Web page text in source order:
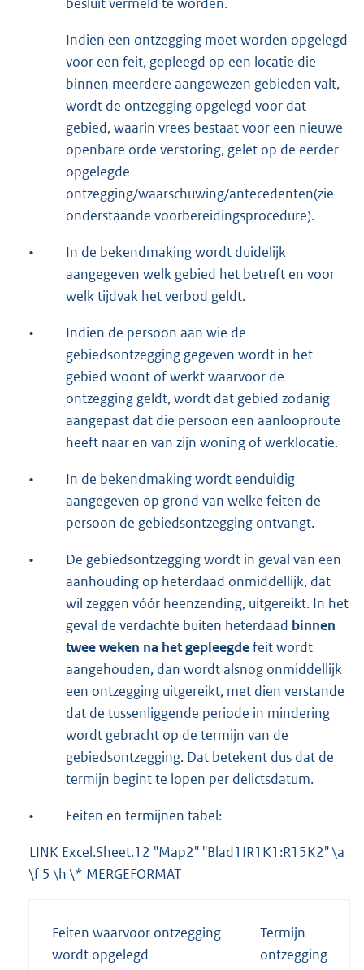
Indien een ontzegging moet worden opgelegd
voor een feit, gepleegd op een locatie die
binnen meerdere aangewezen gebieden valt,
wordt de ontzegging opgelegd voor dat
gebied, waarin vrees bestaat voor een nieuwe
openbare orde verstoring, gelet op de eerder
opgelegde
ontzegging/waarschuwing/antecedenten(zie
onderstaande voorbereidingsprocedure).
•
In de bekendmaking wordt duidelijk
aangegeven welk gebied het betreft en voor
welk tijdvak het verbod geldt.
•
Indien de persoon aan wie de
gebiedsontzegging gegeven wordt in het
gebied woont of werkt waarvoor de
ontzegging geldt, wordt dat gebied zodanig
aangepast dat die persoon een aanlooproute
heeft naar en van zijn woning of werklocatie.
•
In de bekendmaking wordt eenduidig
aangegeven op grond van welke feiten de
persoon de gebiedsontzegging ontvangt.
•
De gebiedsontzegging wordt in geval van een
aanhouding op heterdaad onmiddellijk, dat
wil zeggen vóór heenzending, uitgereikt. In het
geval de verdachte buiten heterdaad binnen
twee weken na het gepleegdefeit wordt
aangehouden, dan wordt alsnog onmiddellijk
een ontzegging uitgereikt, met dien verstande
dat de tussenliggende periode in mindering
wordt gebracht op de termijn van de
gebiedsontzegging. Dat betekent dus dat de
termijn begint te lopen per delictsdatum.
• Feiten en termijnen tabel:
LINK Excel.Sheet.12 "Map2" "Blad1!R1K1:R15K2" \a
\f 5 \h \* MERGEFORMAT
Feiten waarvoor ontzegging
wordt opgelegd
Termijn
ontzegging